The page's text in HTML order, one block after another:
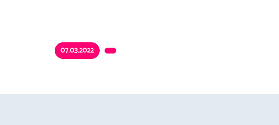
07.03.2022